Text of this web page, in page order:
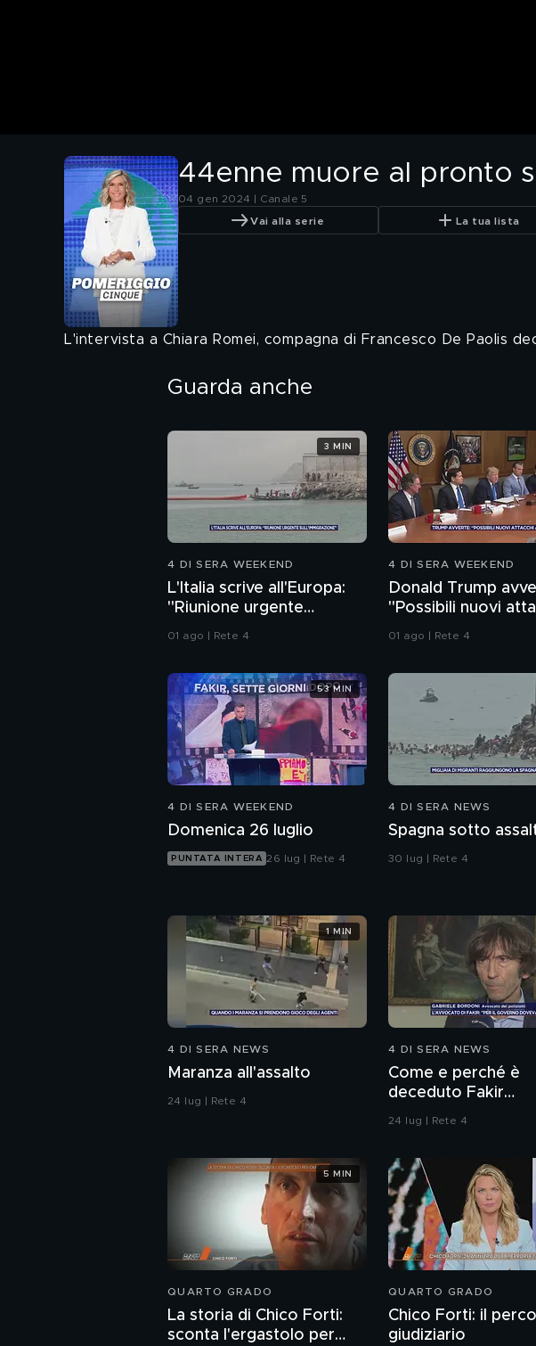
44enne muore al pronto
04 gen 2024 | Canale 5
Vai alla serie La tua lista
L'intervista a Chiara Romei, compagna di Francesco De Paolis
Guarda anche
4 DI SERA WEEKEND
L'Italia scrive all'Europa:
"Riunione urgente
sull'immigrazione"
01 ago | Rete 4
3 MIN
4 DI SERA WEEKEND
Donald Trump
"Possibili nuovi
all'Iran"
01 ago | Rete 4
4 DI SERA WEEKEND
Domenica 26 luglio
PUNTATA INTERA 26 lug | Rete 4
53 MIN
4 DI SERA NEWS
Spagna sotto
30 lug | Rete 4
4 DI SERA NEWS
Maranza all'assalto
24 lug | Rete 4
1 MIN
4 DI SERA NEWS
Come e perché è
deceduto Fakir
Abderrahim?
24 lug | Rete 4
QUARTO GRADO
La storia di Chico Forti:
sconta l'ergastolo per
5 MIN
QUARTO GRADO
Chico Forti: il
giudiziario